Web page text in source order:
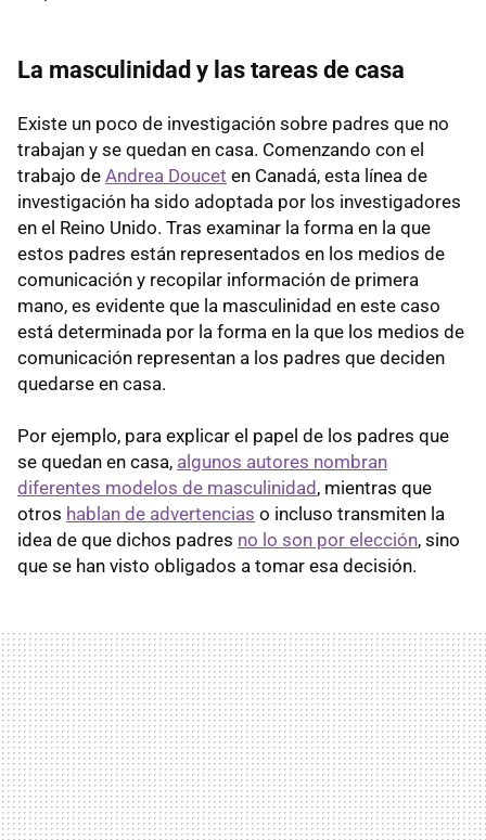
La masculinidad y las tareas de casa
Existe un poco de investigación sobre padres que no
trabajan y se quedan en casa. Comenzando con el
trabajo de Andrea Doucet en Canadá, esta línea de
investigación ha sido adoptada por los investigadores
en el Reino Unido. Tras examinar la forma en la que
estos padres están representados en los medios de
comunicación y recopilar información de primera
mano, es evidente que la masculinidad en este caso
está determinada por la forma en la que los medios de
comunicación representan a los padres que deciden
quedarse en casa.
Por ejemplo, para explicar el papel de los padres que
se quedan en casa, algunos autores nombran
diferentes modelos de masculinidad, mientras que
otros hablan de advertencias o incluso transmiten la
idea de que dichos padres no lo son por elección, sino
que se han visto obligados a tomar esa decisión.